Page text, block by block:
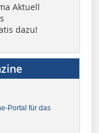
Aktuell
dazu!
Portal für das